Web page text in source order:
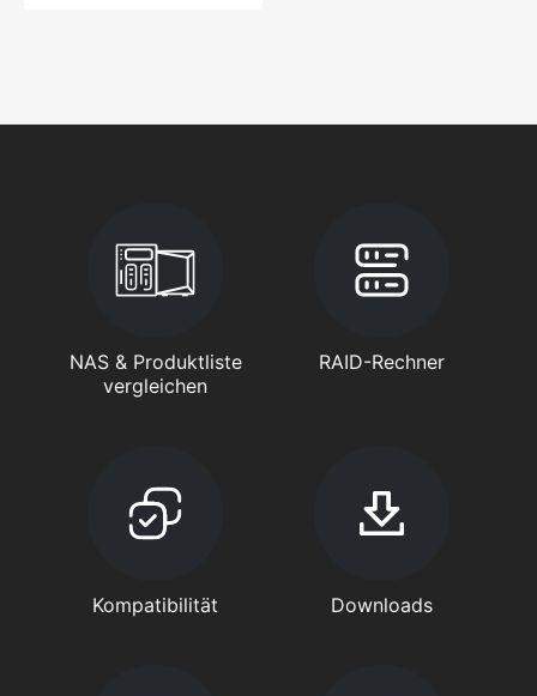
NAS & Produktliste
vergleichen
RAID-Rechner
Kompatibilität Downloads